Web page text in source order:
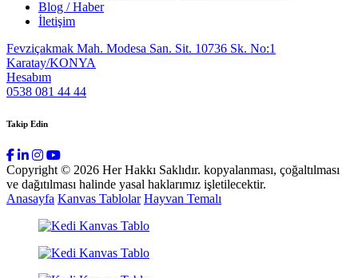
Blog / Haber
İletişim
Fevziçakmak Mah. Modesa San. Sit. 10736 Sk. No:1
Karatay/KONYA
Hesabım
0538 081 44 44
Takip Edin
Copyright © 2026 Her Hakkı Saklıdır. kopyalanması, çoğaltılması
ve dağıtılması halinde yasal haklarımız işletilecektir.
Anasayfa Kanvas Tablolar Hayvan Temalı